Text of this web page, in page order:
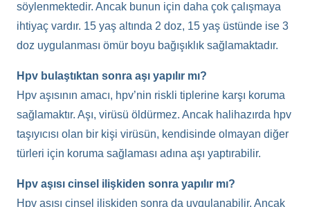
söylenmektedir. Ancak bunun için daha çok çalışmaya
ihtiyaç vardır. 15 yaş altında 2 doz, 15 yaş üstünde ise 3
doz uygulanması ömür boyu bağışıklık sağlamaktadır.
Hpv bulaştıktan sonra aşı yapılır mı?
Hpv aşısının amacı, hpv’nin riskli tiplerine karşı koruma
sağlamaktır. Aşı, virüsü öldürmez. Ancak halihazırda hpv
taşıyıcısı olan bir kişi virüsün, kendisinde olmayan diğer
türleri için koruma sağlaması adına aşı yaptırabilir.
Hpv aşısı cinsel ilişkiden sonra yapılır mı?
Hpv aşısı cinsel ilişkiden sonra da uygulanabilir. Ancak